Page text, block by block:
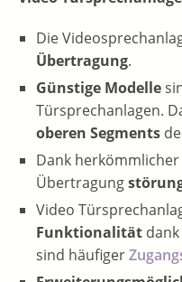
Die
Übertragung.
Günstige Modelle
Türsprechanlagen.
oberen Segments
Dank herkömmlicher
Übertragung
Video
Funktionalität
sind häufiger